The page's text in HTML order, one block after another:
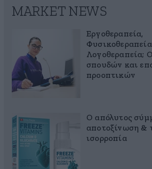
MARKET NEWS
Εργοθεραπεία,
Λογοθεραπεία;
σπουδών και
προοπτικών
Ο απόλυτος
αποτοξίνωση &
ισορροπία